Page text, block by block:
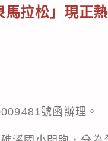
拉松」現正
號函辦理。